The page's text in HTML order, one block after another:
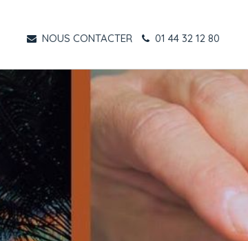
NOUS CONTACTER 01 44 32 12 80